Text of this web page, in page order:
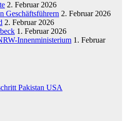
2. Februar 2026
Geschäftsführern 2. Februar 2026
2. Februar 2026
1. Februar 2026
Innenministerium 1. Februar
Pakistan USA